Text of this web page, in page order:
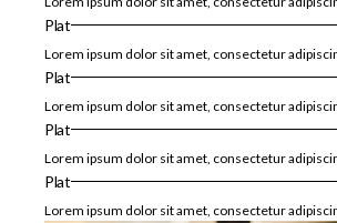
Plat
Lorem ipsum dolor sit amet, consectetur
Plat
Lorem ipsum dolor sit amet, consectetur
Plat
Lorem ipsum dolor sit amet, consectetur
Plat
Lorem ipsum dolor sit amet, consectetur